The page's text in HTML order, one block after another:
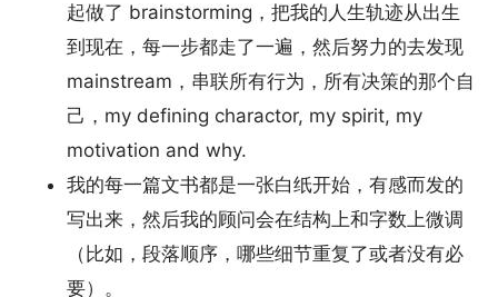
起做了 brainstorming，把我的人生轨迹从出生
到现在，每一步都走了一遍，然后努力的去发现
mainstream，串联所有行为，所有决策的那个自
己，my defining charactor, my spirit, my
motivation and why.
我的每一篇文书都是一张白纸开始，有感而发的
写出来，然后我的顾问会在结构上和字数上微调
（比如，段落顺序，哪些细节重复了或者没有必
要）。